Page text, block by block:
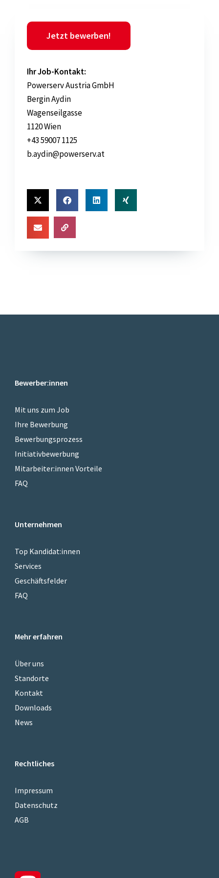
Jetzt bewerben!
Ihr Job-Kontakt:
Powerserv Austria GmbH
Bergin Aydin
Wagenseilgasse
1120 Wien
+43 59007 1125
b.aydin@powerserv.at
Bewerber:innen
Mit uns zum Job
Ihre Bewerbung
Bewerbungsprozess
Initiativbewerbung
Mitarbeiter:innen Vorteile
FAQ
Unternehmen
Top Kandidat:innen
Services
Geschäftsfelder
FAQ
Mehr erfahren
Über uns
Standorte
Kontakt
Downloads
News
Rechtliches
Impressum
Datenschutz
AGB